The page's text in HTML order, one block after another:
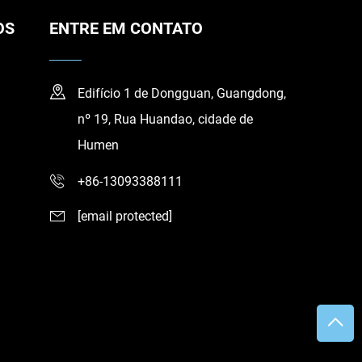
ENTRE EM CONTATO
Edifício 1 de Dongguan, Guangdong,
nº 19, Rua Huandao, cidade de
Humen
+86-13093388111
[email protected]